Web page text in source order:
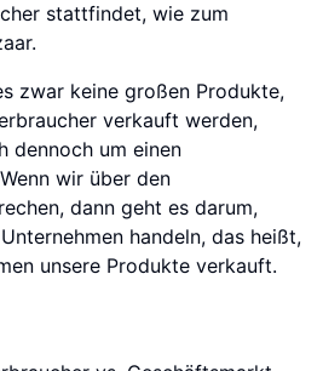
stattfindet, wie zum
zwar keine großen Produkte,
verkauft werden,
dennoch um einen
wir über den
dann geht es darum,
handeln, das heißt,
unsere Produkte verkauft.